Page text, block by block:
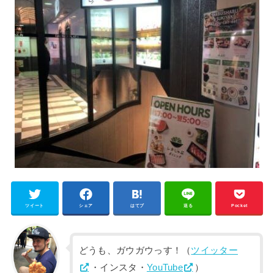
ツイート シェア はてブ 送る Pocket
どうも、ガウガウっす！（ツイッター
・インスタ・ YouTube ）